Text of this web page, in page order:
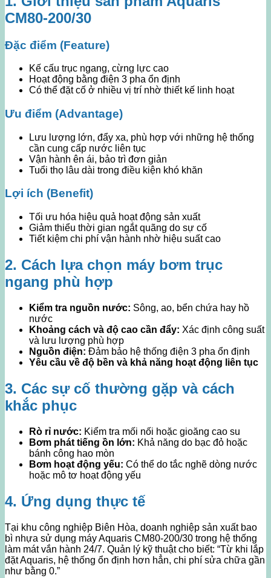
CM80-200/30
Đặc điểm (Feature)
Kế cấu trục ngang, cừng lực cao
Hoạt động bằng điện 3 pha ổn định
Có thể đặt cố ở nhiều vị trí nhờ thiết kế linh hoạt
Ưu điểm (Advantage)
Lưu lượng lớn, đẩy xa, phù hợp với những hệ thống
cần cung cấp nước liên tục
Vận hành ên ái, bảo trì đơn giản
Tuổi thọ lâu dài trong điều kiện khó khăn
Lợi ích (Benefit)
Tối ưu hóa hiệu quả hoạt động sản xuất
Giảm thiểu thời gian ngắt quãng do sự cố
Tiết kiệm chi phí vận hành nhờ hiệu suất cao
2. Cách lựa chọn máy bơm trục
ngang phù hợp
Kiểm tra nguồn nước: Sông, ao, bển chứa hay hồ
nước
Khoảng cách và độ cao cần đẩy: Xác định công suất
và lưu lượng phù hợp
Nguồn điện: Đảm bảo hệ thống điện 3 pha ổn định
Yêu cầu về độ bền và khả năng hoạt động liên tục
3. Các sự cố thường gặp và cách
khắc phục
Rò rỉ nước: Kiểm tra mối nối hoặc gioăng cao su
Bơm phát tiếng ồn lớn: Khả năng do bạc đỏ hoặc
bánh công hao mòn
Bơm hoạt động yếu: Có thể do tắc nghẽ dòng nước
hoặc mô tơ hoạt động yếu
4. Ứng dụng thực tế
Tại khu công nghiệp Biên Hòa, doanh nghiệp sản xuất bao
bì nhựa sử dụng máy Aquaris CM80-200/30 trong hệ thống
làm mát vắn hành 24/7. Quản lý kỹ thuật cho biết: “Từ khi lắp
đặt Aquaris, hệ thống ổn định hơn hẳn, chi phí sửa chữa gần
như bằng 0.”